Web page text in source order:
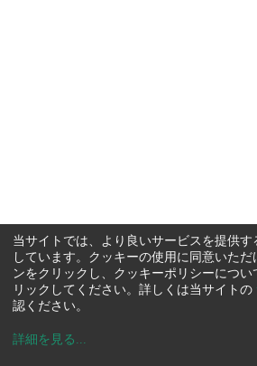
当サイトでは、より良いサービスを提供す
しています。クッキーの使用に同意いた
ンをクリックし、クッキーポリシーにつ
リックしてください。詳しくは当サイトの
認ください。
詳細を見る ...